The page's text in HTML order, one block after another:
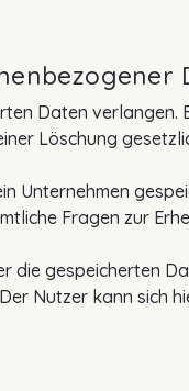
Daten verlangen.
Löschung
Unternehmen
Fragen zur
die gespeicherten
Nutzer kann sich